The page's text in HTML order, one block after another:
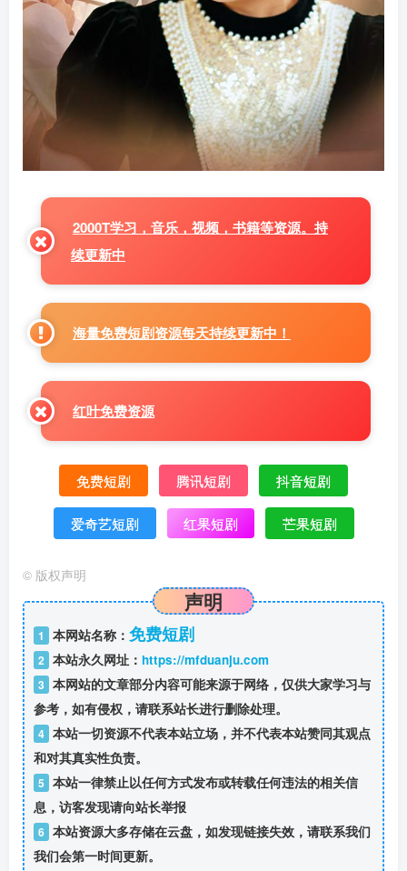
2000T学习，音乐，视频，书籍等资源。持
续更新中
海量免费短剧资源每天持续更新中！
红叶免费资源
免费短剧 腾讯短剧 抖音短剧
爱奇艺短剧 红果短剧 芒果短剧
© 版权声明
声明
1 本网站名称： 免费短剧
2 本站永久网址： https://mfduanju.com
3 本网站的文章部分内容可能来源于网络，仅供大家学习与
参考，如有侵权，请联系站长进行删除处理。
4 本站一切资源不代表本站立场，并不代表本站赞同其观点
和对其真实性负责。
5 本站一律禁止以任何方式发布或转载任何违法的相关信
息，访客发现请向站长举报
6 本站资源大多存储在云盘，如发现链接失效，请联系我们
我们会第一时间更新。